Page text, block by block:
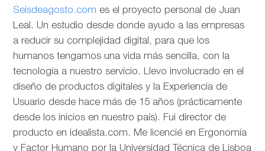
Seisdeagosto.com es el proyecto personal de Juan
Leal. Un estudio desde donde ayudo a las empresas
a reducir su complejidad digital, para que los
humanos tengamos una vida más sencilla, con la
tecnología a nuestro servicio. Llevo involucrado en el
diseño de productos digitales y la Experiencia de
Usuario desde hace más de 15 años (prácticamente
desde los inicios en nuestro país). Fui director de
producto en idealista.com. Me licencié en Ergonomía
y Factor Humano por la Universidad Técnica de Lisboa